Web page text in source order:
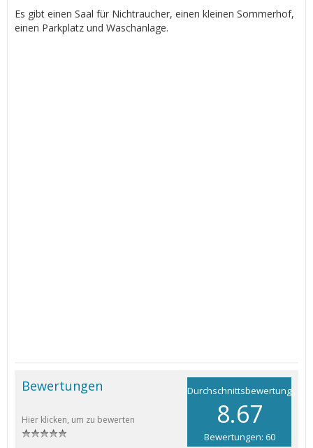
Es gibt einen Saal für Nichtraucher, einen kleinen Sommerhof,
einen Parkplatz und Waschanlage.
Durchschnittsbewertung
8.67
Bewertungen: 60
Bewertungen
Hier klicken, um zu bewerten